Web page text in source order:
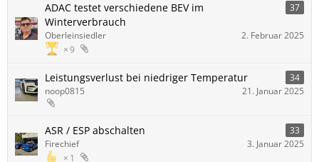
ADAC testet verschiedene BEV im
Winterverbrauch
37
9
Oberleinsiedler 2. Februar 2025
Leistungsverlust bei niedriger Temperatur
34
noop0815
21. Januar 2025
ASR / ESP abschalten 33
1
Firechief 3. Januar 2025